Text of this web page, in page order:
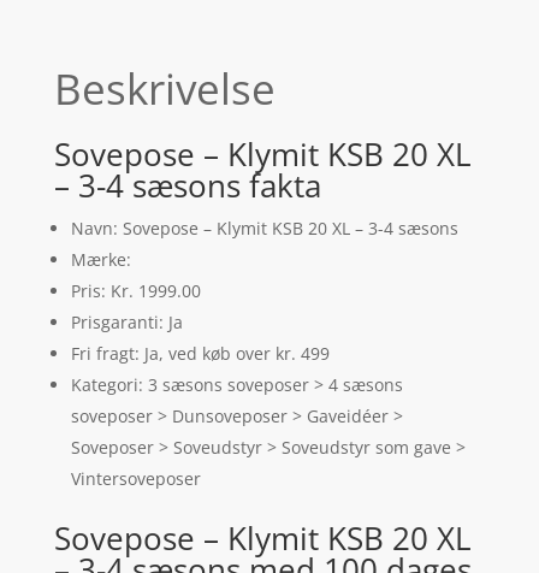
Beskrivelse
Sovepose – Klymit KSB 20 XL
– 3-4 sæsons fakta
Navn: Sovepose – Klymit KSB 20 XL – 3-4 sæsons
Mærke:
Pris: Kr. 1999.00
Prisgaranti: Ja
Fri fragt: Ja, ved køb over kr. 499
Kategori: 3 sæsons soveposer > 4 sæsons
soveposer > Dunsoveposer > Gaveidéer >
Soveposer > Soveudstyr > Soveudstyr som gave >
Vintersoveposer
Sovepose – Klymit KSB 20 XL